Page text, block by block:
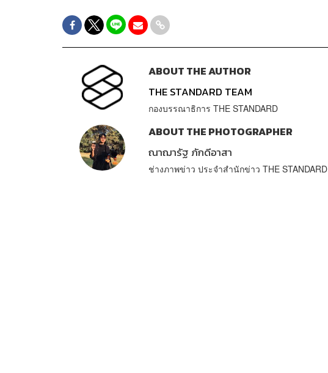
ABOUT THE AUTHOR
THE STANDARD TEAM
กองบรรณาธิการ THE STANDARD
ABOUT THE PHOTOGRAPHER
ณาฌารัฐ ภักดีอาสา
ช่างภาพข่าว ประจำสำนักข่าว THE STANDARD